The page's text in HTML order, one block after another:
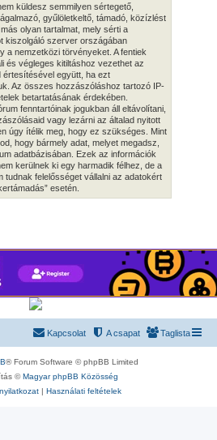
küldesz semmilyen sértegető,
gyűlöletkeltő, támadó, közízlést
olyan tartalmat, mely sérti a
kiszolgáló szerver országában
a nemzetközi törvényeket. A fentiek
és végleges kitiltáshoz vezethet az
értesítésével együtt, ha ezt
Az összes hozzászóláshoz tartozó IP-
betartatásának érdekében.
fenntartóinak jogukban áll eltávolítani,
vagy lezárni az általad nyitott
úgy ítélik meg, hogy ez szükséges. Mint
hogy bármely adat, melyet megadsz,
adatbázisában. Ezek az információk
kerülnek ki egy harmadik félhez, de a
tudnak felelősséget vállalni az adatokért
esetén.
Taglista
A csapat
Kapcsolat
® Forum Software © phpBB Limited
© Magyar phpBB Közösség
| Használati feltételek